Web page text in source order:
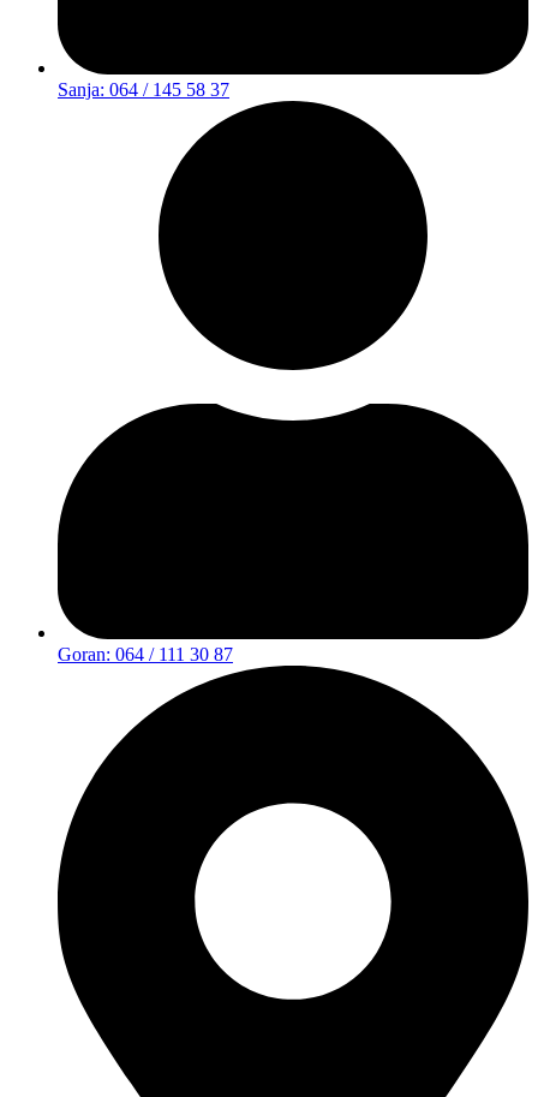
Sanja: 064 / 145 58 37
Goran: 064 / 111 30 87